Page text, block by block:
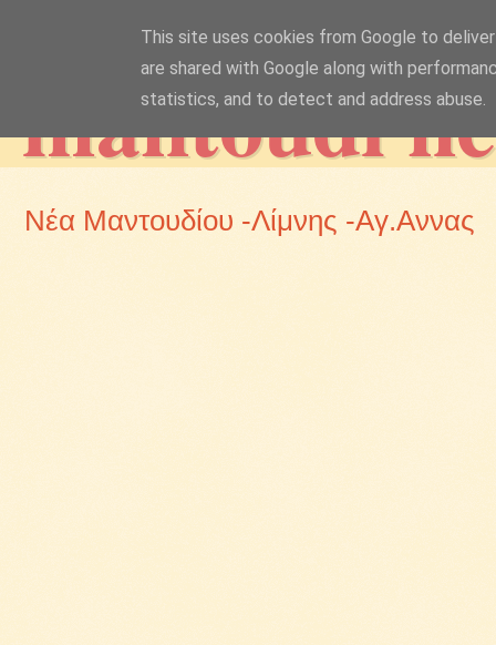
mantoudi
Νέα Μαντουδίου -Λίμνης -Αγ.Αννας
This site uses cookies from Google to
are shared with Google along with
statistics, and to detect and address abuse.